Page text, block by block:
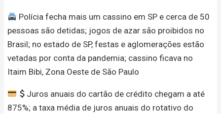
Polícia fecha mais um cassino em SP e cerca de 50
pessoas são detidas; jogos de azar são proibidos no
Brasil; no estado de SP, festas e aglomerações estão
vetadas por conta da pandemia; cassino ficava no
Itaim Bibi, Zona Oeste de São Paulo
Juros anuais do cartão de crédito chegam a até
875%; a taxa média de juros anuais do rotativo do